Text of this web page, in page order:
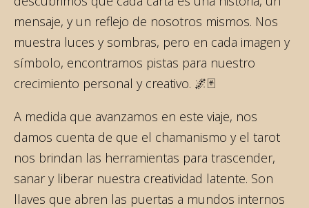
mensaje, y un reflejo de nosotros mismos. Nos
muestra luces y sombras, pero en cada imagen y
símbolo, encontramos pistas para nuestro
crecimiento personal y creativo. 🌌🃏
A medida que avanzamos en este viaje, nos
damos cuenta de que el chamanismo y el tarot
nos brindan las herramientas para trascender,
sanar y liberar nuestra creatividad latente. Son
llaves que abren las puertas a mundos internos